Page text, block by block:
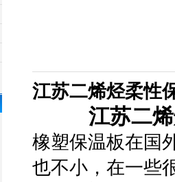
江苏二烯烃柔性
江苏二
橡塑保温板在国
也不小，在一些